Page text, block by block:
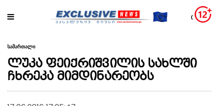
სამართალი
ლუკა ფეიქრიშვილის სახლში
ჩხრეკა მიმდინარეობს